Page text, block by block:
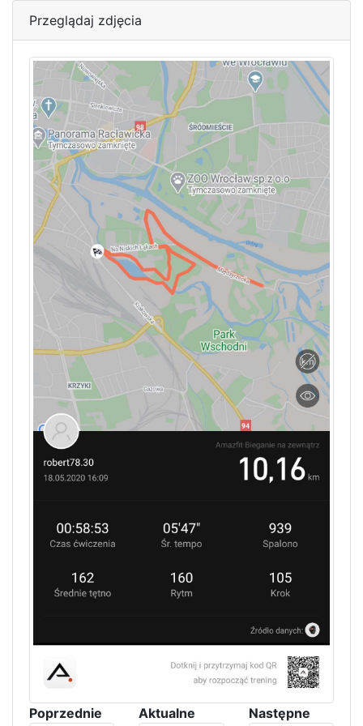
Przeglądaj zdjęcia
Poprzednie Aktualne Następne